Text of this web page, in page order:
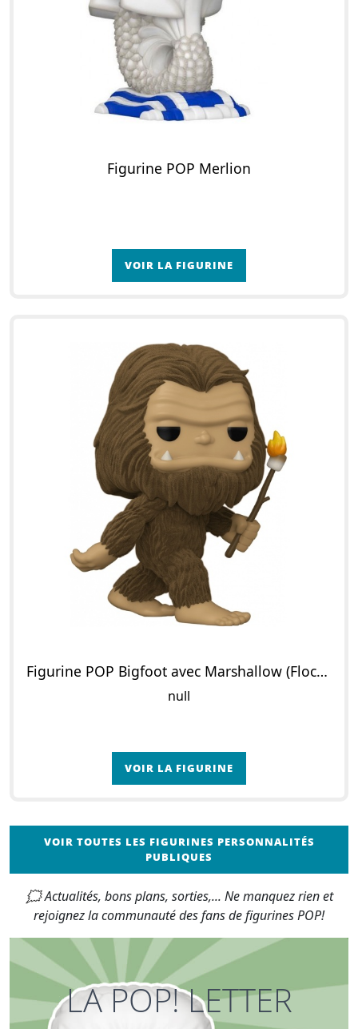
Figurine POP Merlion
VOIR LA FIGURINE
Figurine POP Bigfoot avec Marshallow (Flocked)
null
VOIR LA FIGURINE
VOIR TOUTES LES FIGURINES PERSONNALITÉS
PUBLIQUES
🗯 Actualités, bons plans, sorties,... Ne manquez rien et
rejoignez la communauté des fans de figurines POP!
LA POP! LETTER